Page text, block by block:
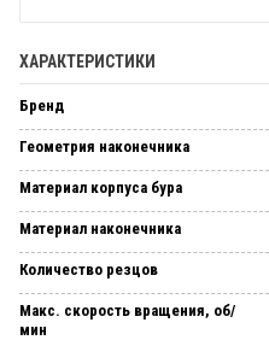
ХАРАКТЕРИСТИКИ
Бренд
Геометрия наконечника
Материал корпуса бура
Материал наконечника
Количество резцов
Макс. скорость вращения, об/
мин